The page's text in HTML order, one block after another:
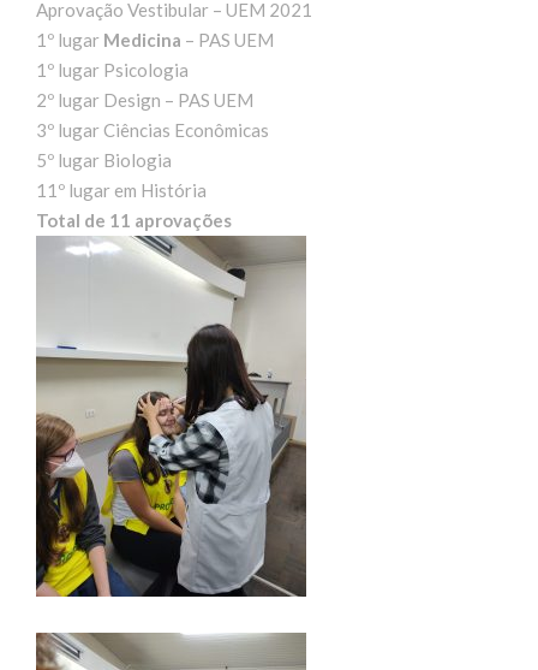
Aprovação Vestibular – UEM 2021
1º lugar Medicina – PAS UEM
1º lugar Psicologia
2º lugar Design – PAS UEM
3º lugar Ciências Econômicas
5º lugar Biologia
11º lugar em História
Total de 11 aprovações